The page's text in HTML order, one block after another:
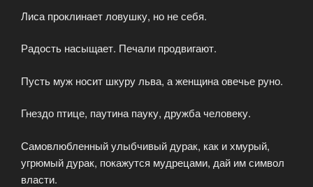
Лиса проклинает ловушку, но не себя.
Радость насыщает. Печали продвигают.
Пусть муж носит шкуру льва, а женщина овечье руно.
Гнездо птице, паутина пауку, дружба человеку.
Самовлюбленный улыбчивый дурак, как и хмурый,
угрюмый дурак, покажутся мудрецами, дай им символ
власти.